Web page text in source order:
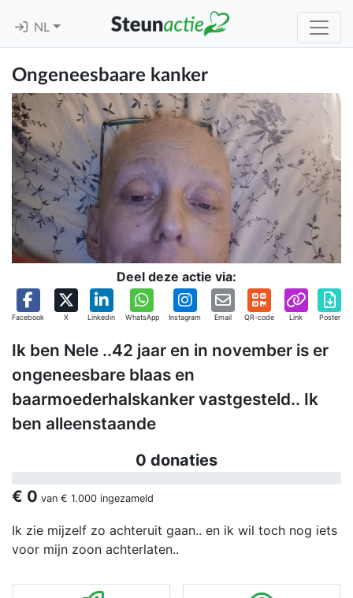
NL
Ongeneesbaare kanker
Deel deze actie via:
Facebook X Linkedin WhatsApp Instagram Email QR-code Link Poster
Ik ben Nele ..42 jaar en in november is er
ongeneesbare blaas en
baarmoederhalskanker vastgesteld.. Ik
ben alleenstaande
0 donaties
€ 0 van € 1.000 ingezameld
Ik zie mijzelf zo achteruit gaan.. en ik wil toch nog iets
voor mijn zoon achterlaten..